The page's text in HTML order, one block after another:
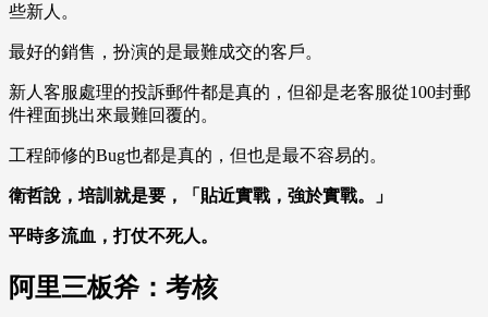
些新人。
最好的銷售，扮演的是最難成交的客戶。
新人客服處理的投訴郵件都是真的，但卻是老客服從100封郵
件裡面挑出來最難回覆的。
工程師修的Bug也都是真的，但也是最不容易的。
衛哲說，培訓就是要，「貼近實戰，強於實戰。」
平時多流血，打仗不死人。
阿里三板斧：考核